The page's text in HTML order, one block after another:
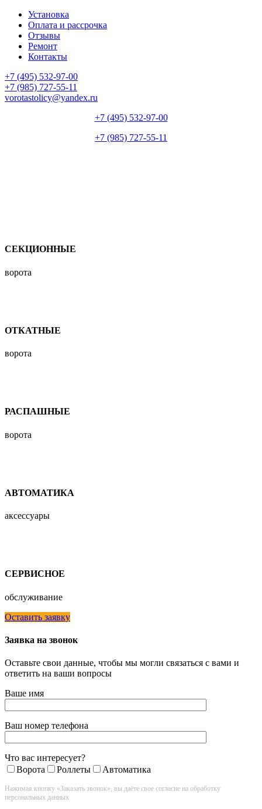
Установка
Оплата и рассрочка
Отзывы
Ремонт
Контакты
+7 (495) 532-97-00
+7 (985) 727-55-11
vorotastolicy@yandex.ru
+7 (495) 532-97-00
+7 (985) 727-55-11
СЕКЦИОННЫЕ
ворота
ОТКАТНЫЕ
ворота
РАСПАШНЫЕ
ворота
АВТОМАТИКА
аксессуары
СЕРВИСНОЕ
обслуживание
Оставить заявку
Заявка на звонок
Оставьте свои данные, чтобы мы могли связаться с вами и
ответить на ваши вопросы
Ваше имя
Ваш номер телефона
Что вас интересует?
Ворота
Роллеты Автоматика
Нажимая кнопку «Заказать звонок», вы даёте свое согласие на обработку
персональных данных